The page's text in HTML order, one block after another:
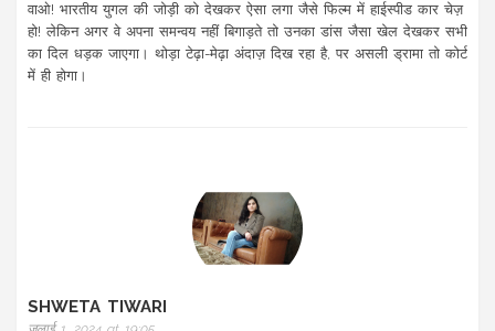
वाओ! भारतीय युगल की जोड़ी को देखकर ऐसा लगा जैसे फिल्म में हाईस्पीड कार चेज़
हो! लेकिन अगर वे अपना समन्वय नहीं बिगाड़ते तो उनका डांस जैसा खेल देखकर सभी
का दिल धड़क जाएगा। थोड़ा टेढ़ा-मेढ़ा अंदाज़ दिख रहा है, पर असली ड्रामा तो कोर्ट
में ही होगा।
SHWETA TIWARI